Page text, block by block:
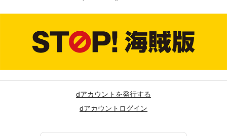
dアカウントを発行する
dアカウントログイン